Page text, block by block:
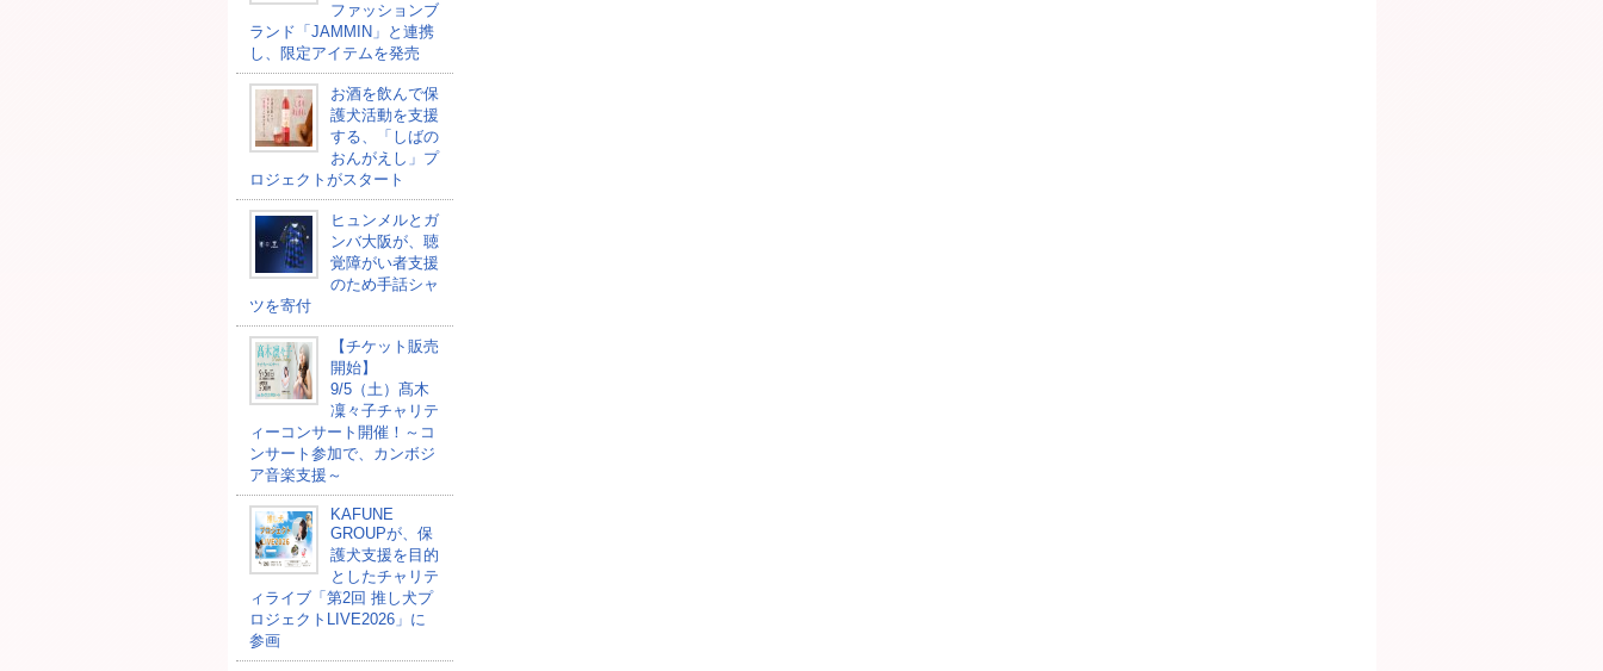
ファッションブ
ランド「JAMMIN」と連携
し、限定アイテムを発売
お酒を飲んで保
護犬活動を支援
する、「しばの
おんがえし」プ
ロジェクトがスタート
ヒュンメルとガ
ンバ大阪が、聴
覚障がい者支援
のため手話シャ
ツを寄付
【チケット販売
開始】
9/5（土）髙木
凜々子チャリテ
ィーコンサート開催！～コ
ンサート参加で、カンボジ
ア音楽支援～
KAFUNE
GROUPが、保
護犬支援を目的
としたチャリテ
ィライブ「第2回 推し犬プ
ロジェクトLIVE2026」に
参画